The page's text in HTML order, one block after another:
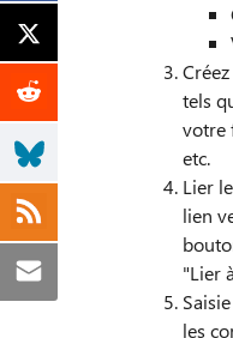
tels
votre
etc.
Lier
lien
"Lier
les